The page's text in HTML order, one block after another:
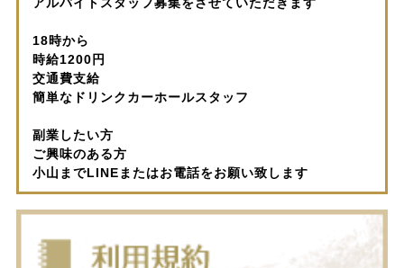
アルバイトスタッフ募集をさせていただきます
18時から
時給1200円
交通費支給
簡単なドリンクカーホールスタッフ
副業したい方
ご興味のある方
小山までLINEまたはお電話をお願い致します